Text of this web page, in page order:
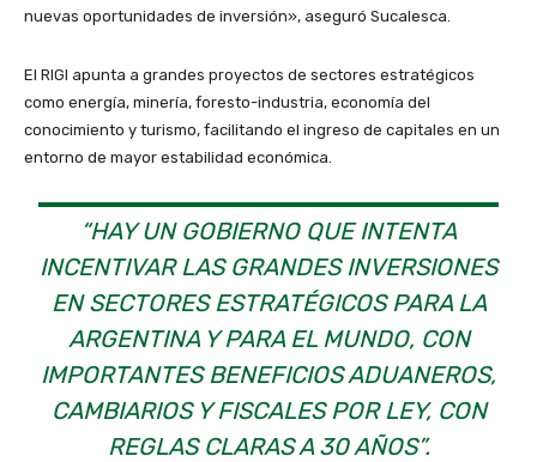
nuevas oportunidades de inversión», aseguró Sucalesca.
El RIGI apunta a grandes proyectos de sectores estratégicos
como energía, minería, foresto-industria, economía del
conocimiento y turismo, facilitando el ingreso de capitales en un
entorno de mayor estabilidad económica.
“HAY UN GOBIERNO QUE INTENTA
INCENTIVAR LAS GRANDES INVERSIONES
EN SECTORES ESTRATÉGICOS PARA LA
ARGENTINA Y PARA EL MUNDO, CON
IMPORTANTES BENEFICIOS ADUANEROS,
CAMBIARIOS Y FISCALES POR LEY, CON
REGLAS CLARAS A 30 AÑOS”.